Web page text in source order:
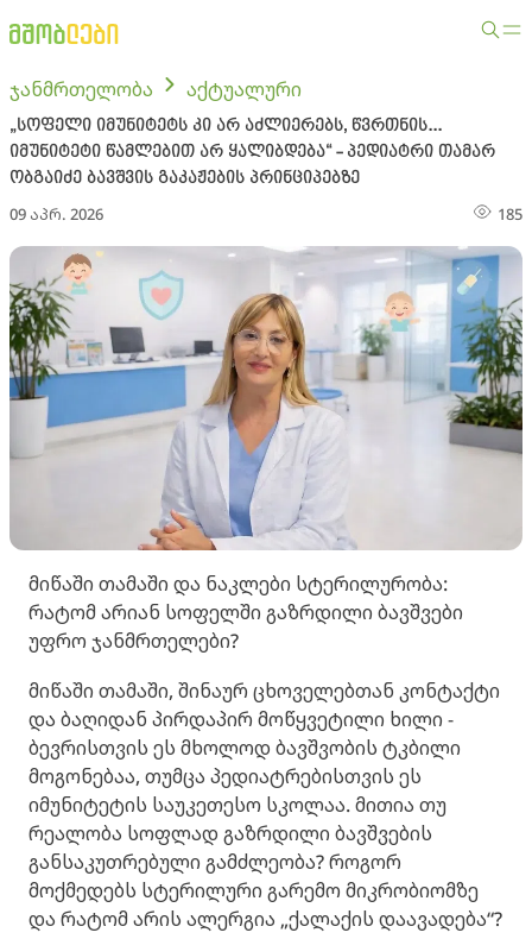
ჯანმრთელობა აქტუალური
„სოფელი იმუნიტეტს კი არ აძლიერებს, წვრთნის...
იმუნიტეტი წამლებით არ ყალიბდება“ - პედიატრი თამარ
ობგაიძე ბავშვის გაკაჟების პრინციპებზე
09 აპრ. 2026 185
მიწაში თამაში და ნაკლები სტერილურობა:
რატომ არიან სოფელში გაზრდილი ბავშვები
უფრო ჯანმრთელები?
მიწაში თამაში, შინაურ ცხოველებთან კონტაქტი
და ბაღიდან პირდაპირ მოწყვეტილი ხილი -
ბევრისთვის ეს მხოლოდ ბავშვობის ტკბილი
მოგონებაა, თუმცა პედიატრებისთვის ეს
იმუნიტეტის საუკეთესო სკოლაა. მითია თუ
რეალობა სოფლად გაზრდილი ბავშვების
განსაკუთრებული გამძლეობა? როგორ
მოქმედებს სტერილური გარემო მიკრობიომზე
და რატომ არის ალერგია „ქალაქის დაავადება“?